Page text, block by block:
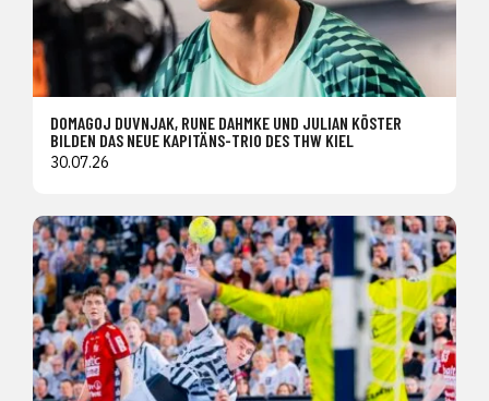
DOMAGOJ DUVNJAK, RUNE DAHMKE UND JULIAN KÖSTER
BILDEN DAS NEUE KAPITÄNS-TRIO DES THW KIEL
30.07.26